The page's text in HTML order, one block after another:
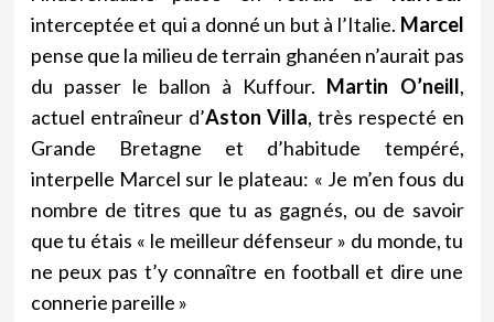
interceptée et qui a donné un but à l’Italie. Marcel
pense que la milieu de terrain ghanéen n’aurait pas
du passer le ballon à Kuffour. Martin O’neill,
actuel entraîneur d’Aston Villa, très respecté en
Grande Bretagne et d’habitude tempéré,
interpelle Marcel sur le plateau: « Je m’en fous du
nombre de titres que tu as gagnés, ou de savoir
que tu étais « le meilleur défenseur » du monde, tu
ne peux pas t’y connaître en football et dire une
connerie pareille »